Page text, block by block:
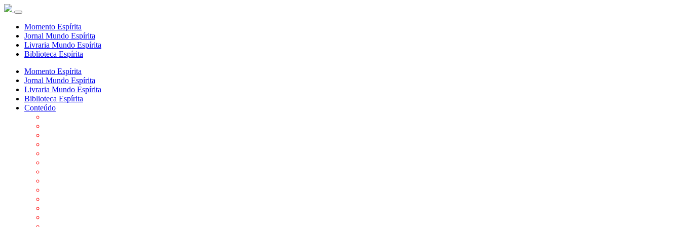
Momento Espírita
Jornal Mundo Espírita
Livraria Mundo Espírita
Biblioteca Espírita
Momento Espírita
Jornal Mundo Espírita
Livraria Mundo Espírita
Biblioteca Espírita
Conteúdo